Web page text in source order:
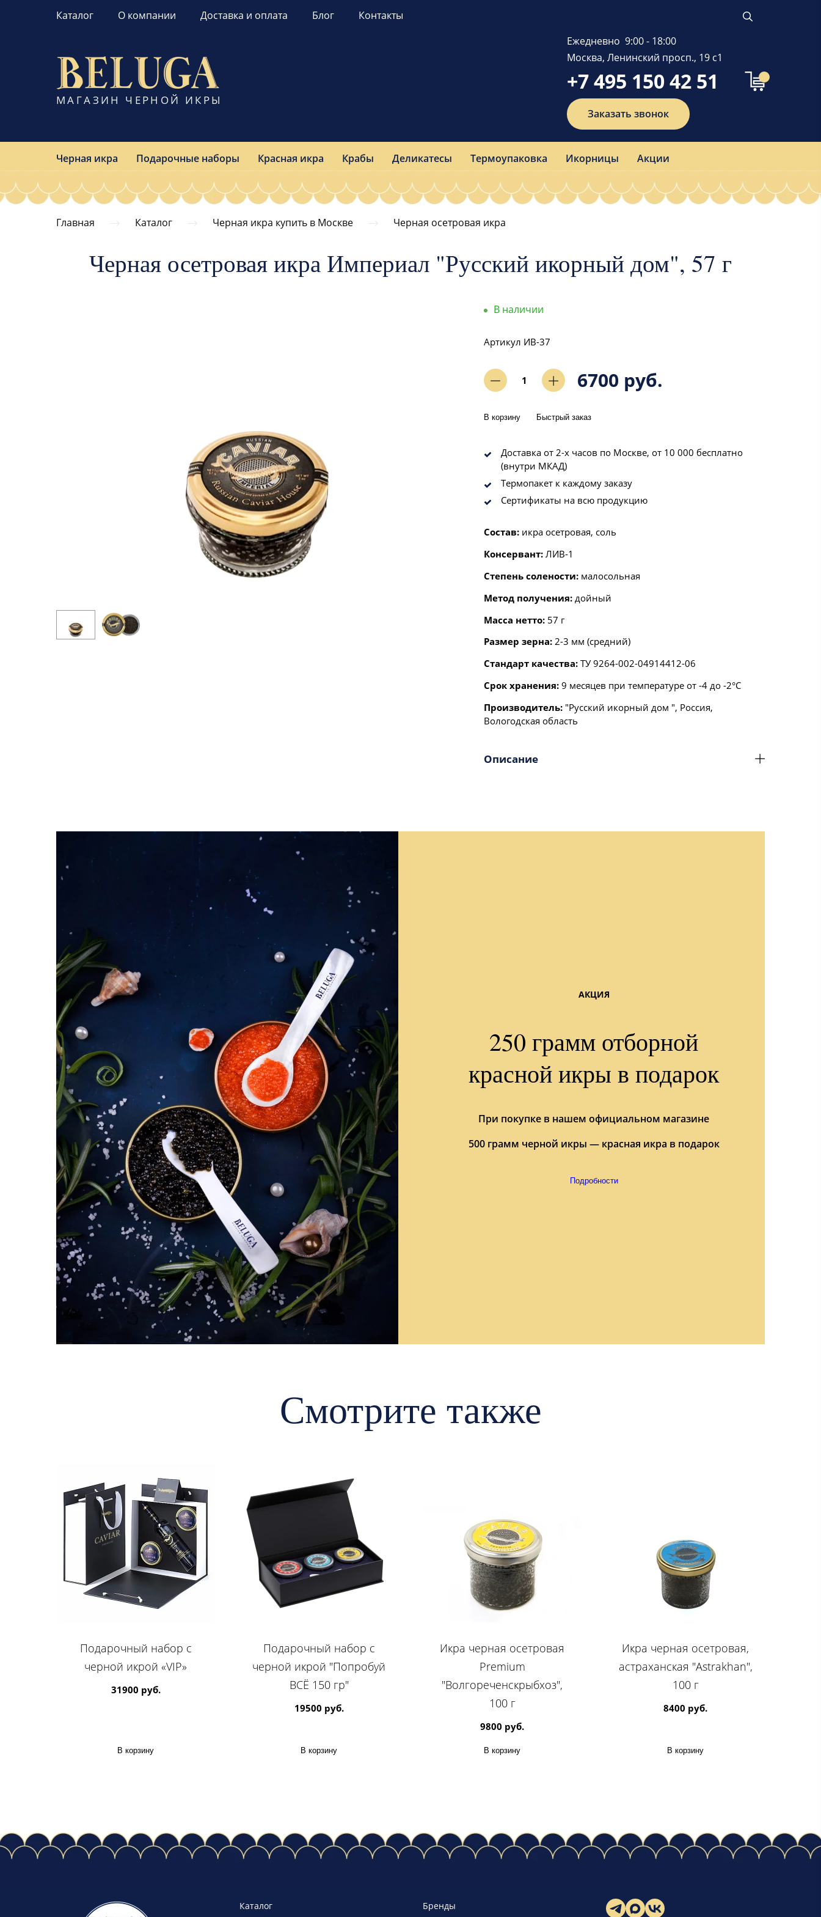
Каталог О компании Доставка и оплата Блог Контакты
МАГАЗИН ЧЕРНОЙ ИКРЫ
Ежедневно 9:00 - 18:00
Москва, Ленинский просп., 19 с1
+7 495 150 42 51
Заказать звонок
Черная икра Подарочные наборы Красная икра Крабы Деликатесы Термоупаковка Икорницы Акции
Главная Каталог Черная икра купить в Москве Черная осетровая икра
Черная осетровая икра Империал "Русский икорный дом", 57 г
В наличии
Артикул ИВ-37
6700 руб.
В корзину Быстрый заказ
Доставка от 2-х часов по Москве, от 10 000 бесплатно
(внутри МКАД)
Термопакет к каждому заказу
Сертификаты на всю продукцию
Состав: икра осетровая, соль
Консервант: ЛИВ-1
Степень солености: малосольная
Метод получения: дойный
Масса нетто: 57 г
Размер зерна: 2-3 мм (средний)
Стандарт качества: ТУ 9264-002-04914412-06
Срок хранения: 9 месяцев при температуре от -4 до -2°С
Производитель: "Русский икорный дом ", Россия,
Вологодская область
Описание
АКЦИЯ
250 грамм отборной
красной икры в подарок
При покупке в нашем официальном магазине
500 грамм черной икры — красная икра в подарок
Подробности
Смотрите также
Подарочный набор с
черной икрой «VIP»
31900 руб.
В корзину
Подарочный набор с
черной икрой "Попробуй
ВСЁ 150 гр"
19500 руб.
В корзину
Икра черная осетровая
Premium
"Волгореченскрыбхоз",
100 г
9800 руб.
В корзину
Икра черная осетровая,
астраханская "Astrakhan",
100 г
8400 руб.
В корзину
Каталог Бренды